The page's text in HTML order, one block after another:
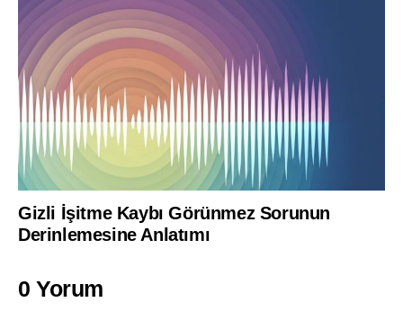
Gizli İşitme Kaybı Görünmez Sorunun
Derinlemesine Anlatımı
0 Yorum